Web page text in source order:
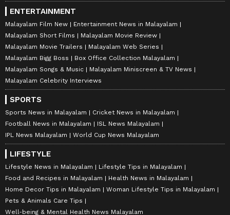
ENTERTAINMENT
Malayalam Film New
Entertainment News in Malayalam
Malayalam Short Films
Malayalam Movie Review
Malayalam Movie Trailers
Malayalam Web Series
Malayalam Bigg Boss
Box Office Collection Malayalam
Malayalam Songs & Music
Malayalam Miniscreen & TV News
Malayalam Celebrity Interviews
SPORTS
Sports News in Malayalam
Cricket News in Malayalam
Football News in Malayalam
ISL News Malayalam
IPL News Malayalam
World Cup News Malayalam
LIFESTYLE
Lifestyle News in Malayalam
Lifestyle Tips in Malayalam
Food and Recipes in Malayalam
Health News in Malayalam
Home Decor Tips in Malayalam
Woman Lifestyle Tips in Malayalam
Pets & Animals Care Tips
Well-being & Mental Health News Malayalam